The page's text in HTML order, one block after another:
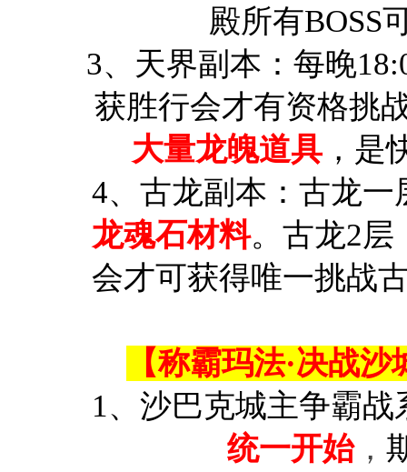
殿所有BOSS
3、天界副本：每晚
获胜行会才有资格挑
大量龙魄道具 ，是
4、古龙副本：古龙
龙魂石材料。古龙2层
会才可获得唯一挑战
【称霸玛法·决战
1、沙巴克城主争霸战
统一开始，